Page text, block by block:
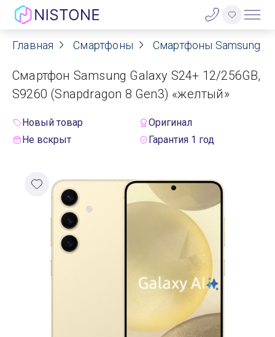
Акции
О нас
Договор оферты
Реквизиты
Контакты
Гарантия
Оплата
Главная Смартфоны Смартфоны Samsung
Смартфон Samsung Galaxy S24+ 12/256GB,
S9260 (Snapdragon 8 Gen3) «желтый»
Новый товар
Оригинал
Не вскрыт
Гарантия 1 год